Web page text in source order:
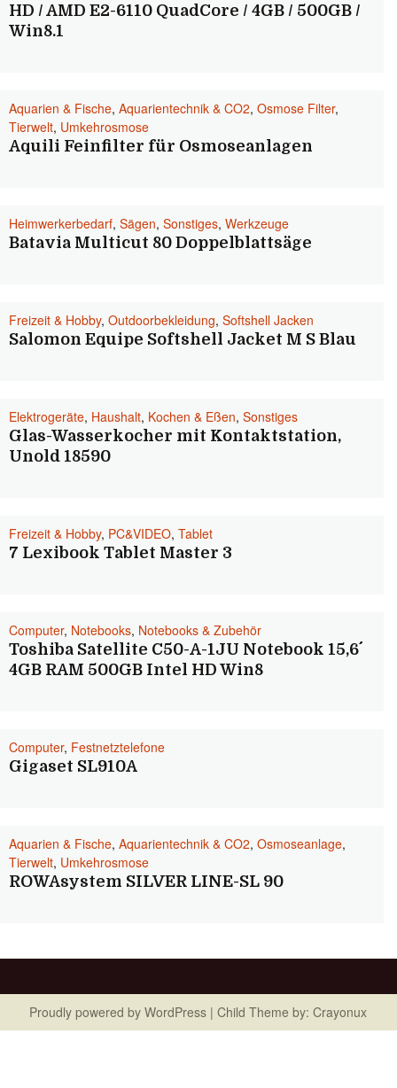
HD / AMD E2-6110 QuadCore / 4GB / 500GB /
Win8.1
Aquarien & Fische, Aquarientechnik & CO2, Osmose Filter,
Tierwelt, Umkehrosmose
Aquili Feinfilter für Osmoseanlagen
Heimwerkerbedarf, Sägen, Sonstiges, Werkzeuge
Batavia Multicut 80 Doppelblattsäge
Freizeit & Hobby, Outdoorbekleidung, Softshell Jacken
Salomon Equipe Softshell Jacket M S Blau
Elektrogeräte, Haushalt, Kochen & Eßen, Sonstiges
Glas-Wasserkocher mit Kontaktstation,
Unold 18590
Freizeit & Hobby, PC&VIDEO, Tablet
7 Lexibook Tablet Master 3
Computer, Notebooks, Notebooks & Zubehör
Toshiba Satellite C50-A-1JU Notebook 15,6´´
4GB RAM 500GB Intel HD Win8
Computer, Festnetztelefone
Gigaset SL910A
Aquarien & Fische, Aquarientechnik & CO2, Osmoseanlage,
Tierwelt, Umkehrosmose
ROWAsystem SILVER LINE-SL 90
Proudly powered by WordPress | Child Theme by: Crayonux